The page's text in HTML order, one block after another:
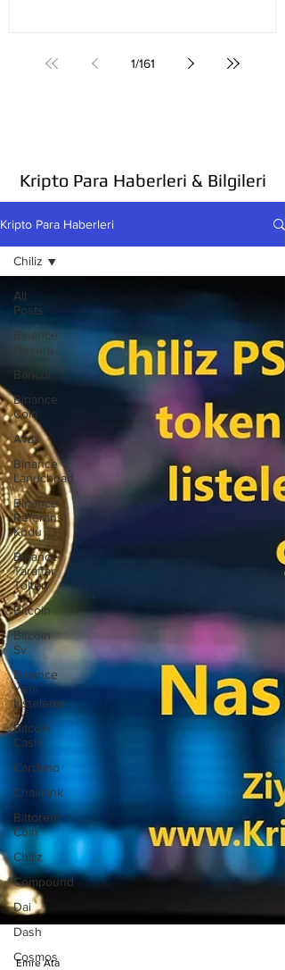
1/161
Kripto Para Haberleri & Bilgileri
Kripto Para Haberleri
All
Posts
Binance
Duyuru
Bancor
Binance
Coin
Avax
Binance
Lanuchpad
Binance
Referans
Kodu
Binance
Taraftar
Token
Bitcoin
Bitcoin
Sv
Binance
Yeni
Listeleme
Bitcoin
Cash
Cardano
Chainlink
Bittorent
Coin
Chiliz
Compound
Dai
Dash
Cosmos
Chiliz